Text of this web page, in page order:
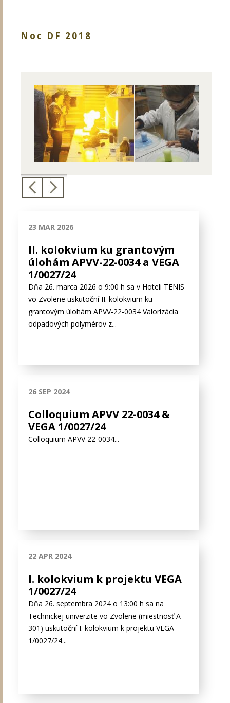
Noc DF 2018
23 MAR 2026
II. kolokvium ku grantovým
úlohám APVV-22-0034 a VEGA
1/0027/24
Dňa 26. marca 2026 o 9:00 h sa v Hoteli TENIS
vo Zvolene uskutoční II. kolokvium ku
grantovým úlohám APVV-22-0034 Valorizácia
odpadových polymérov z...
26 SEP 2024
Colloquium APVV 22-0034 &
VEGA 1/0027/24
Colloquium APVV 22-0034...
22 APR 2024
I. kolokvium k projektu VEGA
1/0027/24
Dňa 26. septembra 2024 o 13:00 h sa na
Technickej univerzite vo Zvolene (miestnosť A
301) uskutoční I. kolokvium k projektu VEGA
1/0027/24...